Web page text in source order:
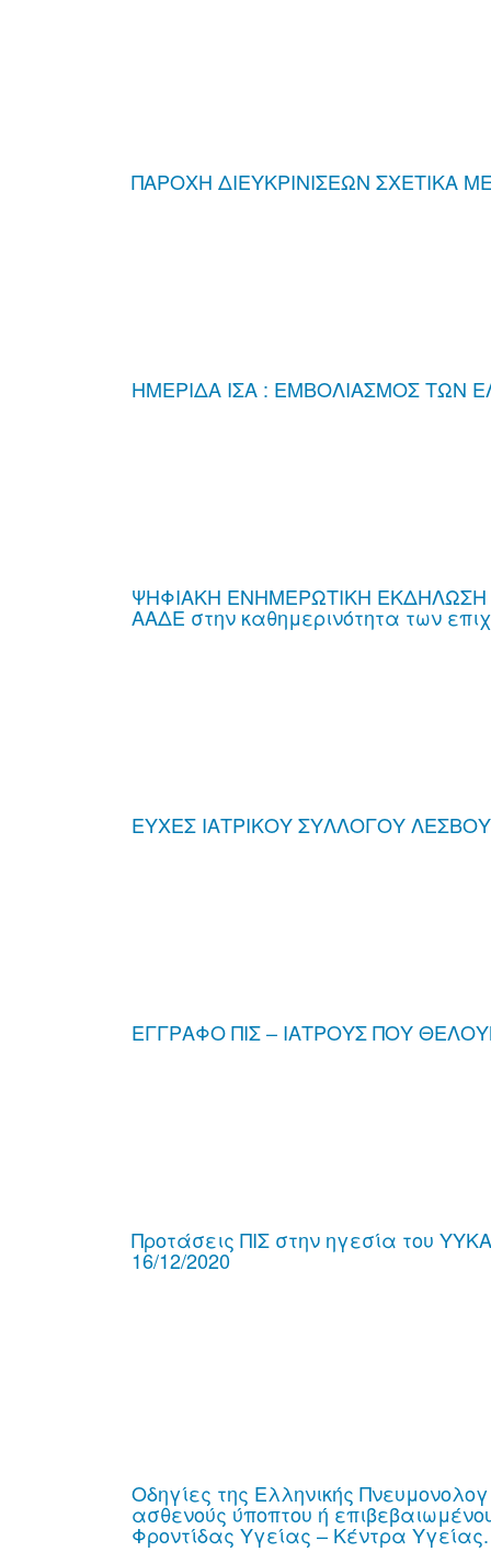
ΠΑΡΟΧΗ ΔΙΕΥΚΡΙΝΙΣΕΩΝ ΣΧΕΤΙΚΑ
ΗΜΕΡΙΔΑ ΙΣΑ : ΕΜΒΟΛΙΑΣΜΟΣ ΤΩΝ
ΨΗΦΙΑΚΗ ΕΝΗΜΕΡΩΤΙΚΗ ΕΚΔΗΛΩΣΗ
ΑΑΔΕ στην καθημερινότητα των
ΕΥΧΕΣ ΙΑΤΡΙΚΟΥ ΣΥΛΛΟΓΟΥ ΛΕΣΒΟΥ
ΕΓΓΡΑΦΟ ΠΙΣ – ΙΑΤΡΟΥΣ ΠΟΥ
Προτάσεις ΠΙΣ στην ηγεσία του
16/12/2020
Οδηγίες της Ελληνικής
ασθενούς ύποπτου ή
Φροντίδας Υγείας – Κέντρα Υγείας.